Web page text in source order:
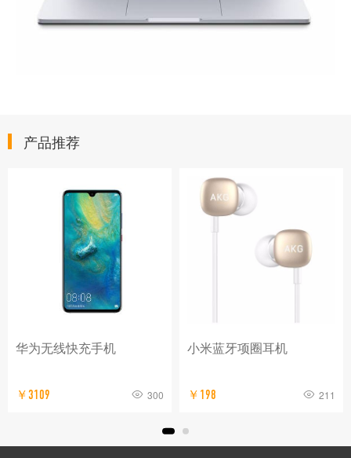
产品推荐
300
小米蓝牙项圈耳机
211
小米笔记本Air 13.3